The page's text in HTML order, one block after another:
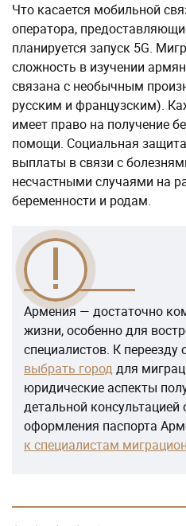
Что касается мобильной
оператора,
планируется запуск 5G.
сложность в изучении
связана с необычным
русским и французским).
имеет право на получение
помощи. Социальная
выплаты в связи с
несчастными случаями на
беременности и родам.
Армения — достаточно
жизни, особенно для
специалистов. К переезду
выбрать городдля
юридические аспекты
детальной консультацией
оформления паспорта
к специалистам